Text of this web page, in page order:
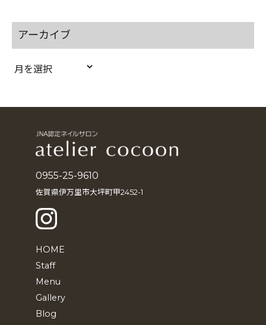
アーカイブ
ア
0955-25-9610
佐賀県伊万里市大坪町甲2452-1
HOME
Staff
Menu
Gallery
Blog